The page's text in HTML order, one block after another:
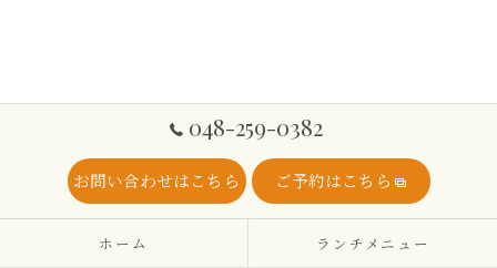
048-259-0382
お問い合わせはこちら ご予約はこちら
ホーム ランチメニュー